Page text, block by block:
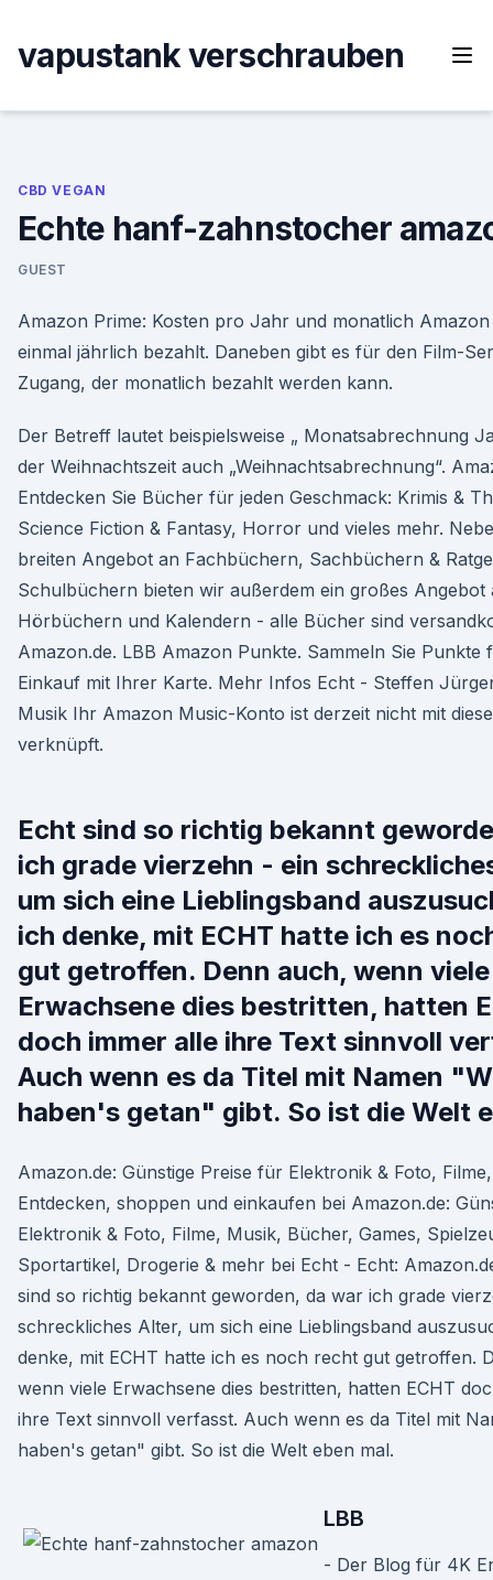
content
vapustank verschrauben
CBD VEGAN
Echte hanf-zahnstocher
GUEST
Amazon Prime: Kosten pro Jahr und monatlich
einmal jährlich bezahlt. Daneben gibt es für den Film-
Zugang, der monatlich bezahlt werden kann.
Der Betreff lautet beispielsweise „ Monatsabrechnung
der Weihnachtszeit auch „Weihnachtsabrechnung“.
Entdecken Sie Bücher für jeden Geschmack: Krimis &
Science Fiction & Fantasy, Horror und vieles mehr.
breiten Angebot an Fachbüchern, Sachbüchern &
Schulbüchern bieten wir außerdem ein großes Angebot
Hörbüchern und Kalendern - alle Bücher sind
Amazon.de. LBB Amazon Punkte. Sammeln Sie Punkte
Einkauf mit Ihrer Karte. Mehr Infos Echt - Steffen
Musik Ihr Amazon Music-Konto ist derzeit nicht mit
verknüpft.
Echt sind so richtig bekannt
ich grade vierzehn - ein
um sich eine Lieblingsband
ich denke, mit ECHT hatte ich es
gut getroffen. Denn auch, wenn viele
Erwachsene dies bestritten, hatten
doch immer alle ihre Text sinnvoll
Auch wenn es da Titel mit Namen
haben's getan" gibt. So ist die Welt
Amazon.de: Günstige Preise für Elektronik & Foto,
Entdecken, shoppen und einkaufen bei Amazon.de:
Elektronik & Foto, Filme, Musik, Bücher, Games,
Sportartikel, Drogerie & mehr bei Echt - Echt:
sind so richtig bekannt geworden, da war ich grade
schreckliches Alter, um sich eine Lieblingsband
denke, mit ECHT hatte ich es noch recht gut getroffen.
wenn viele Erwachsene dies bestritten, hatten ECHT
ihre Text sinnvoll verfasst. Auch wenn es da Titel mit
haben's getan" gibt. So ist die Welt eben mal.
LBB
- Der Blog für 4K